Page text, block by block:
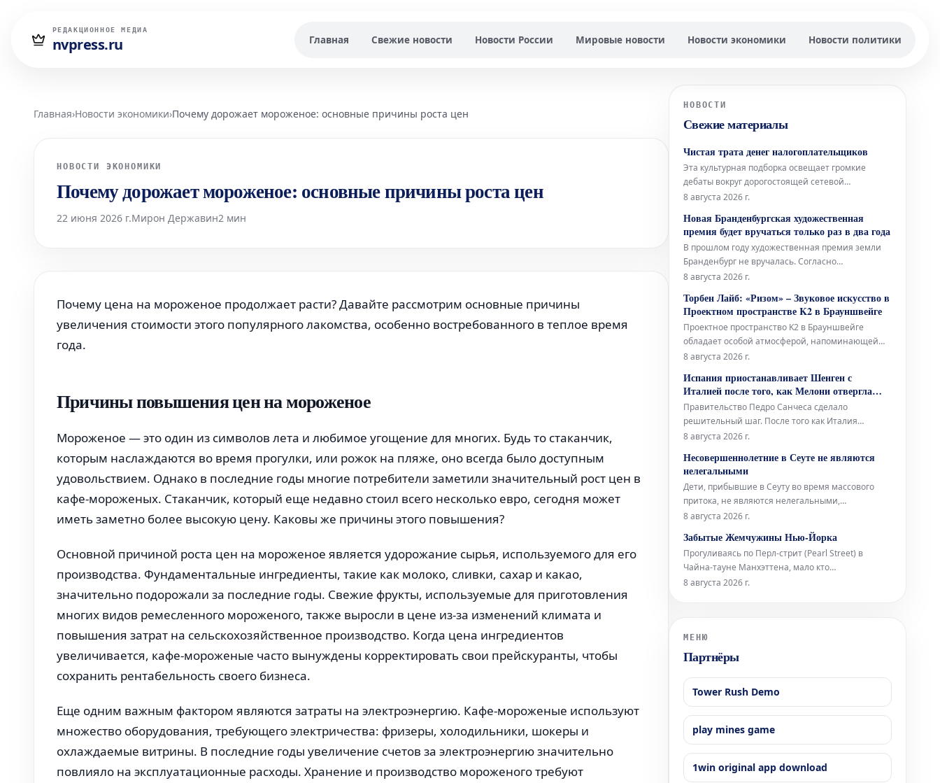
РЕДАКЦИОННОЕ МЕДИА
nvpress.ru Главная Свежие новости Новости России Мировые новости Новости экономики Новости политики
Главная›Новости экономики›Почему дорожает мороженое: основные причины роста цен
НОВОСТИ ЭКОНОМИКИ
Почему дорожает мороженое: основные причины роста цен
22 июня 2026 г.Мирон Державин2 мин
Почему цена на мороженое продолжает расти? Давайте рассмотрим основные причины
увеличения стоимости этого популярного лакомства, особенно востребованного в теплое время
года.
Причины повышения цен на мороженое
Мороженое — это один из символов лета и любимое угощение для многих. Будь то стаканчик,
которым наслаждаются во время прогулки, или рожок на пляже, оно всегда было доступным
удовольствием. Однако в последние годы многие потребители заметили значительный рост цен в
кафе-мороженых. Стаканчик, который еще недавно стоил всего несколько евро, сегодня может
иметь заметно более высокую цену. Каковы же причины этого повышения?
Основной причиной роста цен на мороженое является удорожание сырья, используемого для его
производства. Фундаментальные ингредиенты, такие как молоко, сливки, сахар и какао,
значительно подорожали за последние годы. Свежие фрукты, используемые для приготовления
многих видов ремесленного мороженого, также выросли в цене из-за изменений климата и
повышения затрат на сельскохозяйственное производство. Когда цена ингредиентов
увеличивается, кафе-мороженые часто вынуждены корректировать свои прейскуранты, чтобы
сохранить рентабельность своего бизнеса.
Еще одним важным фактором являются затраты на электроэнергию. Кафе-мороженые используют
множество оборудования, требующего электричества: фризеры, холодильники, шокеры и
охлаждаемые витрины. В последние годы увеличение счетов за электроэнергию значительно
повлияло на эксплуатационные расходы. Хранение и производство мороженого требуют
НОВОСТИ
Свежие материалы
Чистая трата денег налогоплательщиков
Эта культурная подборка освещает громкие
дебаты вокруг дорогостоящей сетевой
скульптуры во Франкфурте, вновь открывшуюся
произведение Марселя Дюшана, а также
необычный проект Берлинского Фольксбюне,
превращенного во временный открытый
бассейн. Дебаты во
8 августа 2026 г.
Новая Бранденбургская художественная
премия будет вручаться только раз в два года
В прошлом году художественная премия земли
Бранденбург не вручалась. Согласно
обновленной концепции, теперь премия будет
единственное изменение. Правительство
Бранденбурга, утверждая новую структуру
премии, намерено оказать всестороннюю
поддержку
8 августа 2026 г.
Торбен Лайб: «Ризом» – Звуковое искусство в
Проектном пространстве K2 в Брауншвейге
Проектное пространство K2 в Брауншвейге
обладает особой атмосферой, напоминающей
подвал: неоштукатуренные стены, высоко
сходящиеся сюда с верхних этажей. В этом
уникальном окружении норвежский звуковой
художник Торбен Лайб представляет свою ин
8 августа 2026 г.
Испания приостанавливает Шенген с
Италией после того, как Мелони отвергла
ультиматум Санчеса
Правительство Педро Санчеса сделало
решительный шаг. После того как Италия
отклонила испанский ультиматум относительно
(введенный Италией в ответ на нелегальное
прибытие более 72 000 мигрантов в Сеуту
неделю назад), испанское правительство
приняло от
8 августа 2026 г.
Несовершеннолетние в Сеуте не являются
нелегальными
Дети, прибывшие в Сеуту во время массового
притока, не являются нелегальными,
независимо от того, что Сантьяго Абаскаль
между Vox и Народной партией (PP)
дегуманизируют их. Штурм границы поднимает
вопросы об испанских спецслужбах, степени
лояльности сот
8 августа 2026 г.
Забытые Жемчужины Нью-Йорка
Прогуливаясь по Перл-стрит (Pearl Street) в
Чайна-тауне Манхэттена, мало кто
задумывается, что ее название указывает на
ленапе (Lenape), расположенному в ее южной час
8 августа 2026 г.
МЕНЮ
Партнёры
Tower Rush Demo
play mines game
1win original app download